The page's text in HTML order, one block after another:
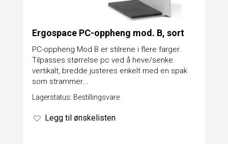
Ergospace PC-oppheng mod. B, sort
PC-oppheng Mod B er stilrene i flere farger.
Tilpasses størrelse pc ved å heve/senke
vertikalt, bredde justeres enkelt med en spak
som strammer...
Lagerstatus: Bestillingsvare
Legg til ønskelisten